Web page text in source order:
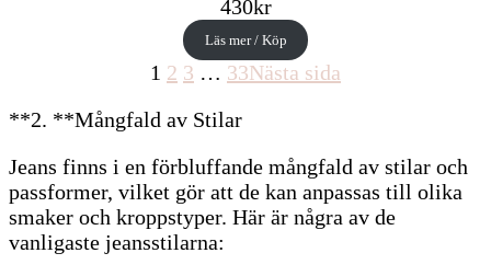
430kr
Läs mer / Köp
1 2 3 … 33Nästa sida
**2. **Mångfald av Stilar
Jeans finns i en förbluffande mångfald av stilar och
passformer, vilket gör att de kan anpassas till olika
smaker och kroppstyper. Här är några av de
vanligaste jeansstilarna: